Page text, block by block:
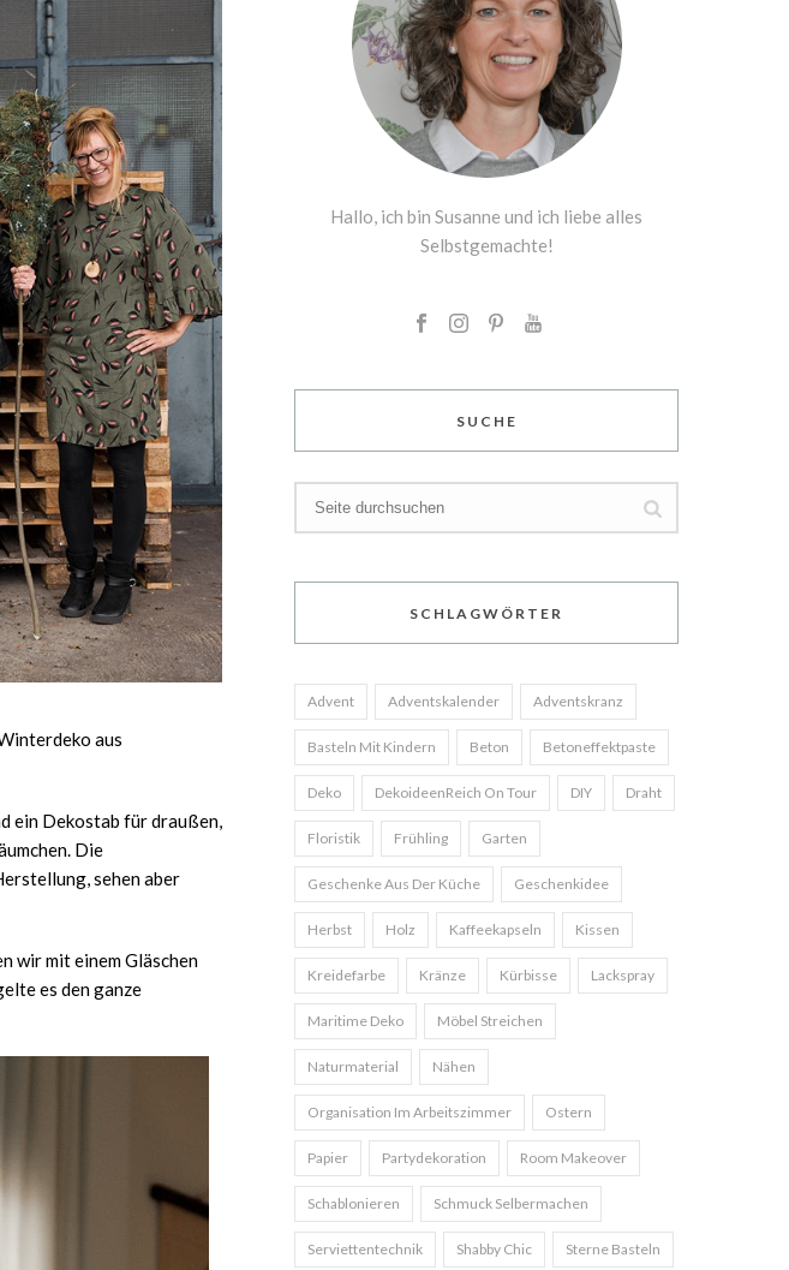
aus
ein Dekostab für draußen,
Die
sehen aber
wir mit einem Gläschen
es den ganze
Hallo, ich bin Susanne und ich liebe alles
Selbstgemachte!
SUCHE
SCHLAGWÖRTER
Advent Adventskalender Adventskranz
Basteln Mit Kindern Beton Betoneffektpaste
Deko DekoideenReich On Tour DIY Draht
Floristik Frühling Garten
Geschenke Aus Der Küche Geschenkidee
Herbst Holz Kaffeekapseln Kissen
Kreidefarbe Kränze Kürbisse Lackspray
Maritime Deko Möbel Streichen
Naturmaterial Nähen
Organisation Im Arbeitszimmer Ostern
Papier Partydekoration Room Makeover
Schablonieren Schmuck Selbermachen
Serviettentechnik Shabby Chic Sterne Basteln